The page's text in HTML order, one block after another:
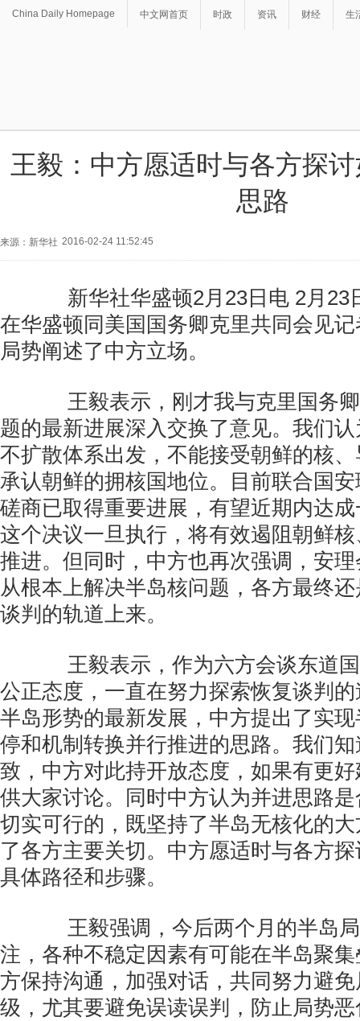
China Daily Homepage 中文网首页 时政 资讯 财经 生
王毅：中方愿适时与各方探
思路
来源：新华社 2016-02-24 11:52:45
新华社华盛顿2月23日电 2月23
在华盛顿同美国国务卿克里共同会见
局势阐述了中方立场。
王毅表示，刚才我与克里国务卿
题的最新进展深入交换了意见。我们
不扩散体系出发，不能接受朝鲜的核
承认朝鲜的拥核国地位。目前联合国
磋商已取得重要进展，有望近期内达
这个决议一旦执行，将有效遏阻朝鲜
推进。但同时，中方也再次强调，安
从根本上解决半岛核问题，各方最终
谈判的轨道上来。
王毅表示，作为六方会谈东道国
公正态度，一直在努力探索恢复谈判
半岛形势的最新发展，中方提出了实
停和机制转换并行推进的思路。我们
致，中方对此持开放态度，如果有更
供大家讨论。同时中方认为并进思路
切实可行的，既坚持了半岛无核化的
了各方主要关切。中方愿适时与各方
具体路径和步骤。
王毅强调，今后两个月的半岛局
注，各种不稳定因素有可能在半岛聚
方保持沟通，加强对话，共同努力避
级，尤其要避免误读误判，防止局势